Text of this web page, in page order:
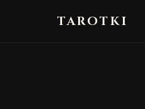
TAROTKI